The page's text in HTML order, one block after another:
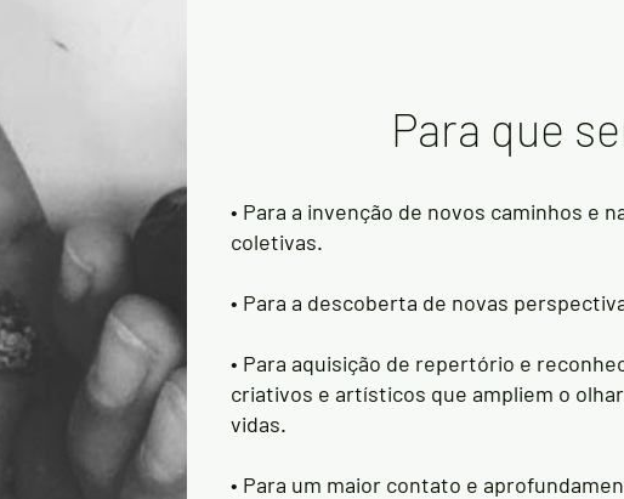
Para que
• Para a invenção de novos caminhos e
coletivas.
• Para a descoberta de novas
• Para aquisição de repertório e
criativos e artísticos que ampliem o
vidas.
• Para um maior contato e